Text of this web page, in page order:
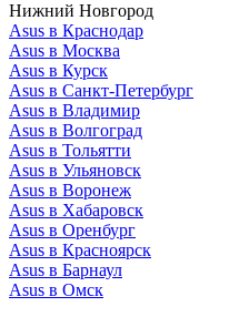
Нижний Новгород
Asus в Краснодар
Asus в Москва
Asus в Курск
Asus в Санкт-Петербург
Asus в Владимир
Asus в Волгоград
Asus в Тольятти
Asus в Ульяновск
Asus в Воронеж
Asus в Хабаровск
Asus в Оренбург
Asus в Красноярск
Asus в Барнаул
Asus в Омск